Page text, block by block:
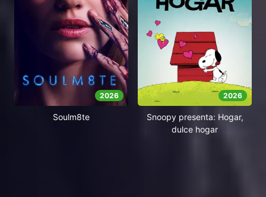
2026
Soulm8te
2026
Snoopy presenta: Hogar,
dulce hogar